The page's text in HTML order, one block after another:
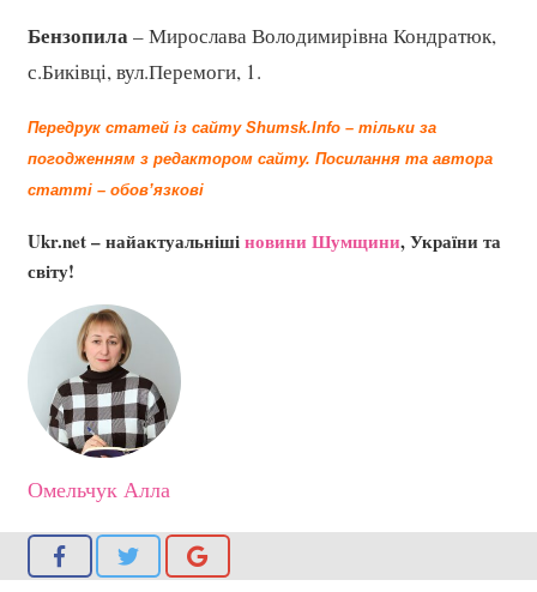
Бензопила– Мирослава Володимирівна Кондратюк,
с.Биківці, вул.Перемоги, 1.
Передрук статей із сайту Shumsk.Info – тільки за
погодженням з редактором сайту. Посилання та автора
статті – обов’язкові
Ukr.net – найактуальнішіновини Шумщини, України та
світу!
Омельчук Алла